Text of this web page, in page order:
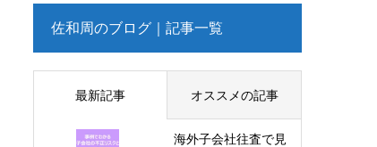
佐和周のブログ｜記事一覧
最新記事 オススメの記事
海外子会社往査で見